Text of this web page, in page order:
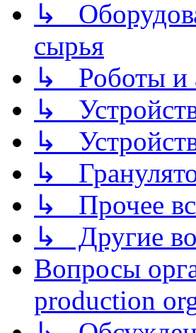
↳
сырья
↳ Роботы и
↳
↳
↳
↳ Прочее
↳ Другие
Вопросы
production